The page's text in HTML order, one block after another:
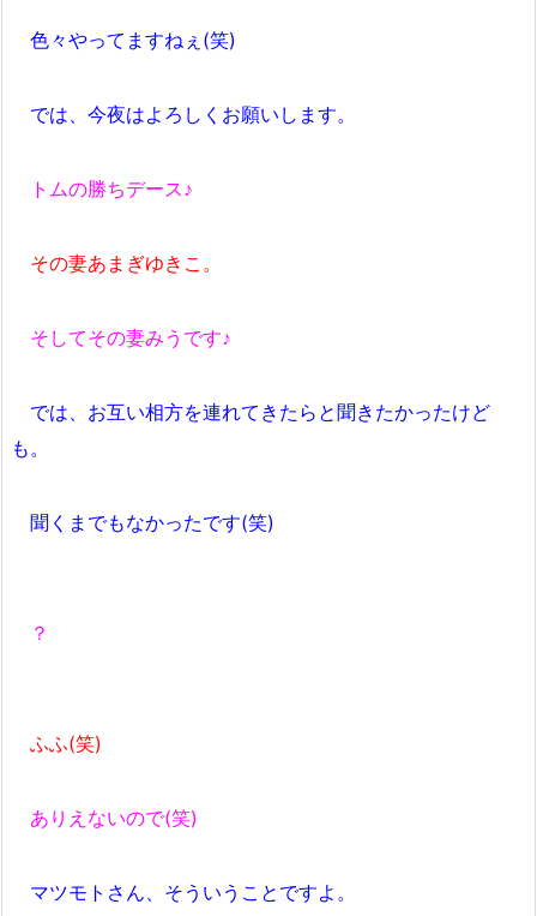
色々やってますねぇ(笑)
では、今夜はよろしくお願いします。
トムの勝ちデース♪
その妻あまぎゆきこ。
そしてその妻みうです♪
では、お互い相方を連れてきたらと聞きたかったけど
も。
聞くまでもなかったです(笑)
？
ふふ(笑)
ありえないので(笑)
マツモトさん、そういうことですよ。